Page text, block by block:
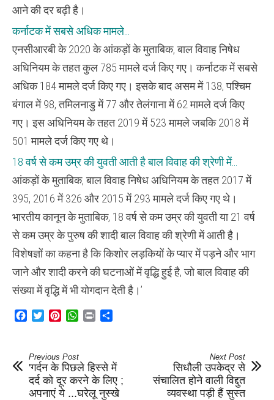
आने की दर बढ़ी है।
कर्नाटक में सबसे अधिक मामले…
एनसीआरबी के 2020 के आंकड़ों के मुताबिक, बाल विवाह निषेध
अधिनियम के तहत कुल 785 मामले दर्ज किए गए। कर्नाटक में सबसे
अधिक 184 मामले दर्ज किए गए। इसके बाद असम में 138, पश्चिम
बंगाल में 98, तमिलनाडु में 77 और तेलंगाना में 62 मामले दर्ज किए
गए। इस अधिनियम के तहत 2019 में 523 मामले जबकि 2018 में
501 मामले दर्ज किए गए थे।
18 वर्ष से कम उम्र की युवती आती है बाल विवाह की श्रेणी में…
आंकड़ों के मुताबिक, बाल विवाह निषेध अधिनियम के तहत 2017 में
395, 2016 में 326 और 2015 में 293 मामले दर्ज किए गए थे।
भारतीय कानून के मुताबिक, 18 वर्ष से कम उम्र की युवती या 21 वर्ष
से कम उम्र के पुरुष की शादी बाल विवाह की श्रेणी में आती है।
विशेषज्ञों का कहना है कि किशोर लड़कियों के प्यार में पड़ने और भाग
जाने और शादी करने की घटनाओं में वृद्धि हुई है, जो बाल विवाह की
संख्या में वृद्धि में भी योगदान देती है।’
Facebook
TwitterPinterestWhatsApp
Print
Previous Post
'गर्दन के पिछले हिस्से में
दर्द को दूर करने के लिए ;
अपनाएं ये ...घरेलू नुस्खे
Next Post
सिधौली उपकेद्र से
संचालित होने वाली विद्दुत
व्यवस्था पड़ी हैं सुस्त